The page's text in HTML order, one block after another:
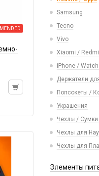
Рюкзаки и
Стилусы
Увлажнители
Фонарики
Ремешки Mi
Ремешки Mi
Ремешки Mi
Ремешки
46mm/Amazfit
Смарт часы
Умные
Шармы для
Селфи лампы
Экшн камеры
Samsung
Tecno
Vivo
Xiaomi /
iPhone /
Держатели
Попсокеты /
Украшения
Чехлы / Сумки
Чехлы для
Чехлы для
Элементы